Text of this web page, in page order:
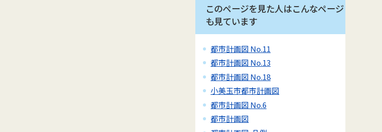
このページを見た人はこんなページ
も見ています
都市計画図 No.11
都市計画図 No.13
都市計画図 No.18
小美玉市都市計画図
都市計画図 No.6
都市計画図